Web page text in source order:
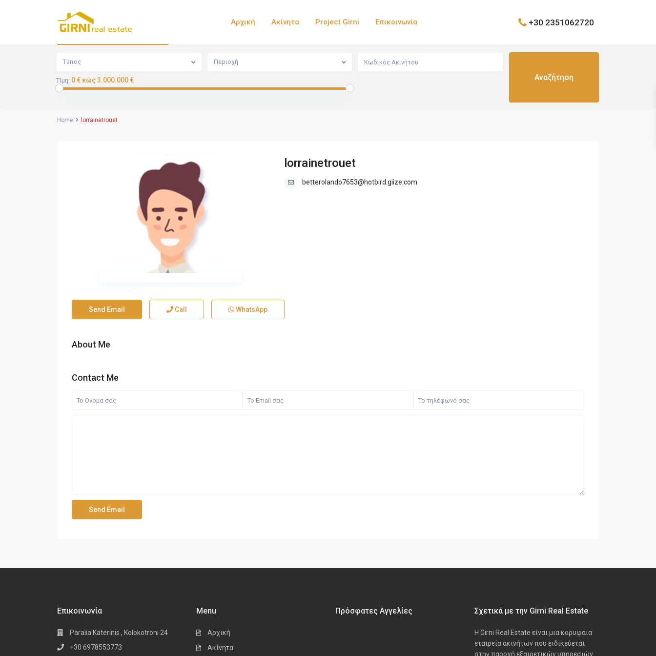
Αρχική Ακίνητα Project Girni Επικοινωνία +30 2351062720
Τύπος Περιοχή
Τίμη: 0 € εώς 3.000.000 €
Home lorrainetrouet
lorrainetrouet
betterolando7653@hotbird.giize.com
Send Email Call WhatsApp
About Me
Contact Me
Επικοινωνία
Paralia Katerinis , Kolokotroni 24
+30 6978553773
Menu
Αρχική
Ακίνητα
Πρόσφατες Αγγελίες Σχετικά με την Girni Real Estate
Η Girni Real Estate είναι μια κορυφαία
εταιρεία ακινήτων που ειδικεύεται
στην παροχή εξαιρετικών υπηρεσιών